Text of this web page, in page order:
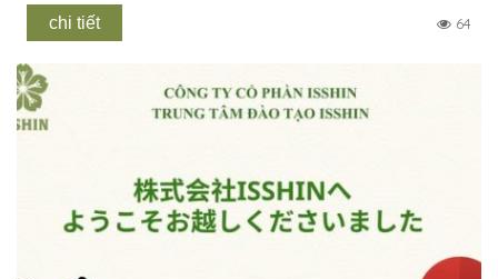
chi tiết 64